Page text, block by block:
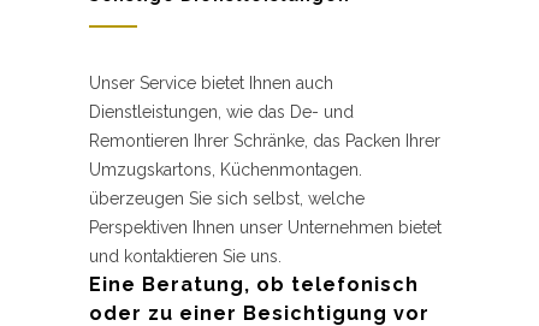
Unser Service bietet Ihnen auch
Dienstleistungen, wie das De- und
Remontieren Ihrer Schränke, das Packen Ihrer
Umzugskartons, Küchenmontagen.
überzeugen Sie sich selbst, welche
Perspektiven Ihnen unser Unternehmen bietet
und kontaktieren Sie uns.
Eine Beratung, ob telefonisch
oder zu einer Besichtigung vor